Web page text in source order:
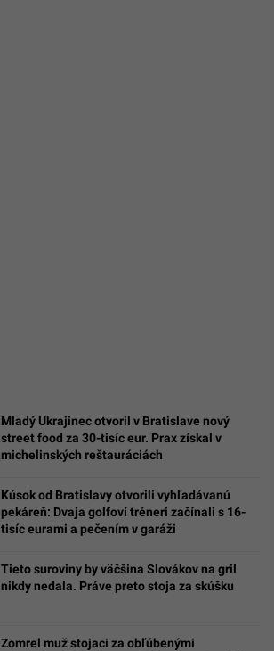
Mladý Ukrajinec otvoril v Bratislave nový
street food za 30-tisíc eur. Prax získal v
michelinských reštauráciách
Kúsok od Bratislavy otvorili vyhľadávanú
pekáreň: Dvaja golfoví tréneri začínali s 16-
tisíc eurami a pečením v garáži
Tieto suroviny by väčšina Slovákov na gril
nikdy nedala. Práve preto stoja za skúšku
Zomrel muž stojaci za obľúbenými